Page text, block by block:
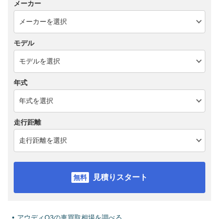
メーカー
モデル
年式
走行距離
見積りスタート